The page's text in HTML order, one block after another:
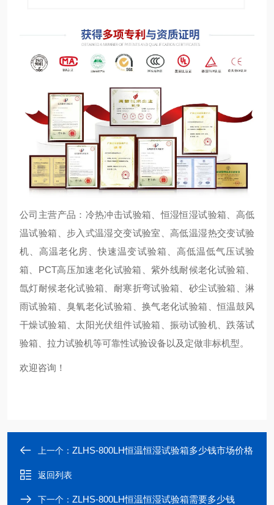
公司主营产品：冷热冲击试验箱、恒湿恒湿试验箱、高低
温试验箱、步入式温湿交变试验室、高低温湿热交变试验
机、高温老化房、快速温变试验箱、高低温低气压试验
箱、PCT高压加速老化试验箱、紫外线耐候老化试验箱、
氙灯耐候老化试验箱、耐寒折弯试验箱、砂尘试验箱、淋
雨试验箱、臭氧老化试验箱、换气老化试验箱、恒温鼓风
干燥试验箱、太阳光伏组件试验箱、振动试验机、跌落试
验箱、拉力试验机等可靠性试验设备以及定做非标机型。
欢迎咨询！
上一个： ZLHS-800LH恒温恒湿试验箱多少钱市场价格
返回列表
下一个： ZLHS-800LH恒温恒湿试验箱需要多少钱